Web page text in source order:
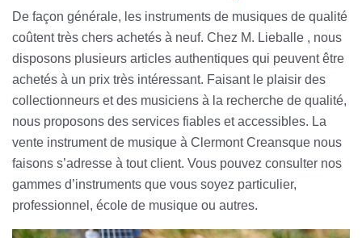
De façon générale, les instruments de musiques de qualité
coûtent très chers achetés à neuf. Chez M. Lieballe , nous
disposons plusieurs articles authentiques qui peuvent être
achetés à un prix très intéressant. Faisant le plaisir des
collectionneurs et des musiciens à la recherche de qualité,
nous proposons des services fiables et accessibles. La
vente instrument de musique à Clermont Creansque nous
faisons s’adresse à tout client. Vous pouvez consulter nos
gammes d’instruments que vous soyez particulier,
professionnel, école de musique ou autres.